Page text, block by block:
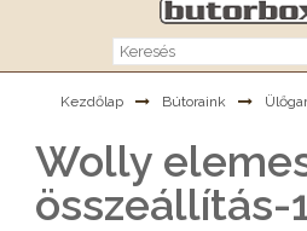
Kezdőlap Bútoraink
Wolly
összeállítás-